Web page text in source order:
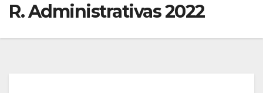
R. Administrativas 2022